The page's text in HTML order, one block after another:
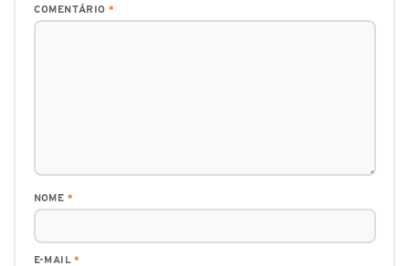
COMENTÁRIO *
NOME *
E-MAIL*